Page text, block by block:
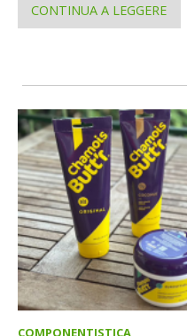
CONTINUA A LEGGERE
COMPONENTISTICA